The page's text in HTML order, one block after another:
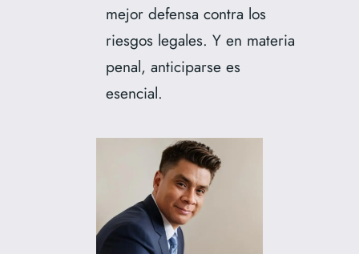
mejor defensa contra los
riesgos legales. Y en materia
penal, anticiparse es
esencial.